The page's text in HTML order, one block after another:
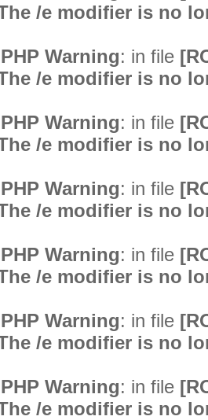
/e modifier is no
Warning: in file
/e modifier is no
Warning: in file
/e modifier is no
Warning: in file
/e modifier is no
Warning: in file
/e modifier is no
Warning: in file
/e modifier is no
Warning: in file
/e modifier is no